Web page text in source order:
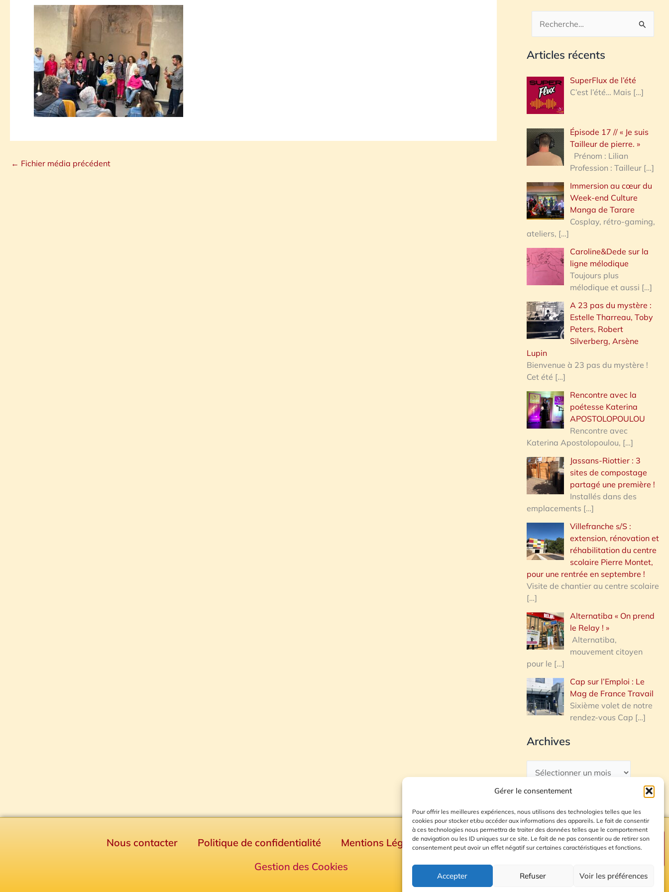
Gérer le consentement
Pour offrir les meilleures expériences, nous utilisons des technologies telles que les
cookies pour stocker et/ou accéder aux informations des appareils. Le fait de consentir
à ces technologies nous permettra de traiter des données telles que le comportement
de navigation ou les ID uniques sur ce site. Le fait de ne pas consentir ou de retirer son
consentement peut avoir un effet négatif sur certaines caractéristiques et fonctions.
Accepter Refuser Voir les préférences
← Fichier média précédent
c
h
r
h
e
:
Articles récents
SuperFlux de l’été
C’est l’été… Mais […]
Épisode 17 // « Je suis
Tailleur de pierre. »
Prénom : Lilian
Profession : Tailleur […]
Immersion au cœur du
Week-end Culture
Manga de Tarare
Cosplay, rétro-gaming,
ateliers, […]
Caroline&Dede sur la
ligne mélodique
Toujours plus
mélodique et aussi […]
A 23 pas du mystère :
Estelle Tharreau, Toby
Peters, Robert
Silverberg, Arsène
Lupin
Bienvenue à 23 pas du mystère !
Cet été […]
Rencontre avec la
poétesse Katerina
APOSTOLOPOULOU
Rencontre avec
Katerina Apostolopoulou, […]
Jassans-Riottier : 3
sites de compostage
partagé une première !
Installés dans des
emplacements […]
Villefranche s/S :
extension, rénovation et
réhabilitation du centre
scolaire Pierre Montet,
pour une rentrée en septembre !
Visite de chantier au centre scolaire
[…]
Alternatiba « On prend
le Relay ! »
Alternatiba,
mouvement citoyen
pour le […]
Cap sur l’Emploi : Le
Mag de France Travail
Sixième volet de notre
rendez-vous Cap […]
Archives
Nous contacter Politique de confidentialité Mentions Légales
Plan du site
Gestion des Cookies